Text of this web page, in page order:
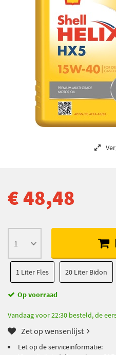
€ 48,48
1 Liter Fles 20 Liter Bidon
Op voorraad
Vandaag voor 22:30 besteld, de
Zet op wensenlijst
Let op de serviceinformatie: